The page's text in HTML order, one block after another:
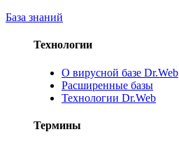
База знаний
Технологии
О вирусной базе Dr.Web
Расширенные базы
Технологии Dr.Web
Термины